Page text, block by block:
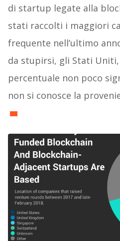
di startup legate alla
stati raccolti i maggiori
frequente nell’ultimo
da stupirsi, gli Stati
percentuale non poco
non si conosce la